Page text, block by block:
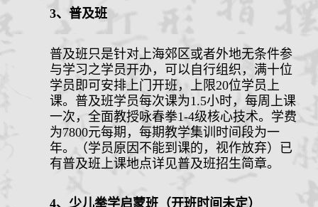
3、 普及班
普及班只是针对上海郊区或者外地无条件参
与学习之学员开办，可以自行组织，满十位
学员即可安排上门开班，上限20位学员上
课。普及班学员每次课为1.5小时，每周上课
一次，全面教授咏春拳1-4级核心技术。学费
为7800元每期，每期教学集训时间段为一
年。（学员原因不能到课的，视作放弃）已
有普及班上课地点详见普及班招生简章。
4、少儿拳学启蒙班 （开班时间未定）